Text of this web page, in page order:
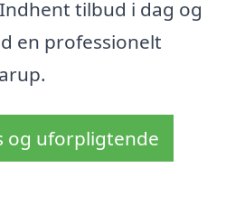
tilbud i dag og
en professionelt
og uforpligtende